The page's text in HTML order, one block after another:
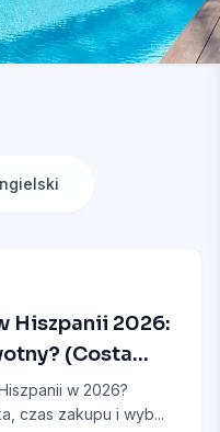
Hiszpanii 2026:
(Costa
w 2026?
czas zakupu i wyb...